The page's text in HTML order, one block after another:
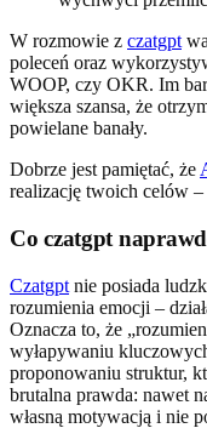
W rozmowie z czatgpt
poleceń oraz
WOOP, czy OKR. Im
większa szansa, że
powielane banały.
Dobrze jest pamiętać, że
realizację twoich celów
Co czatgpt
Czatgpt nie posiada
rozumienia emocji –
Oznacza to, że
wyłapywaniu
proponowaniu struktur,
brutalna prawda: nawet
własną motywacją i nie